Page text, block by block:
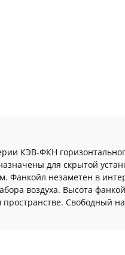
КЭВ-ФКН
для скрытой
Фанкойл незаметен в
воздуха. Высота
пространстве. Свободный